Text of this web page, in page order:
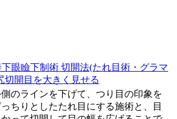
下眼瞼下制術 切開法(たれ目術・グラマ
切開 目を大きく見せる
のラインを下げて、つり目の印象を
ちりとしたたれ目にする施術と、目